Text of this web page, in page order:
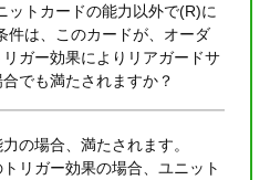
ットカードの能力以外で(R)に
件は、このカードが、オーダ
ガー効果によりリアガードサ
でも満たされますか？
の場合、満たされます。
リガー効果の場合、ユニット